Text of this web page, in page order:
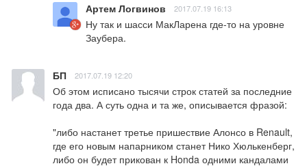
Артем Логвинов 2017.07.19 16:13
Ну так и шасси МакЛарена где-то на уровне
Заубера.
БП 2017.07.19 12:20
Об этом исписано тысячи строк статей за последние
года два. А суть одна и та же, описывается фразой:
"либо настанет третье пришествие Алонсо в Renault,
где его новым напарником станет Нико Хюлькенберг,
либо он будет прикован к Honda одними кандалами